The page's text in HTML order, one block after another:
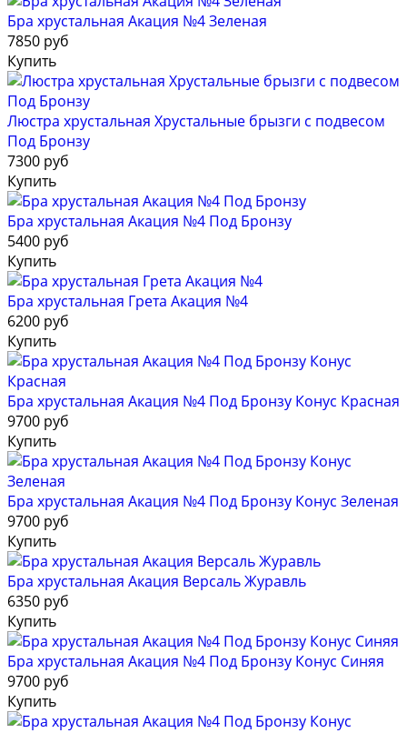
Бра хрустальная Акация №4 Зеленая
7850 руб
Купить
Люстра хрустальная Хрустальные брызги с подвесом
Под Бронзу
7300 руб
Купить
Бра хрустальная Акация №4 Под Бронзу
5400 руб
Купить
Бра хрустальная Грета Акация №4
6200 руб
Купить
Бра хрустальная Акация №4 Под Бронзу Конус Красная
9700 руб
Купить
Бра хрустальная Акация №4 Под Бронзу Конус Зеленая
9700 руб
Купить
Бра хрустальная Акация Версаль Журавль
6350 руб
Купить
Бра хрустальная Акация №4 Под Бронзу Конус Синяя
9700 руб
Купить